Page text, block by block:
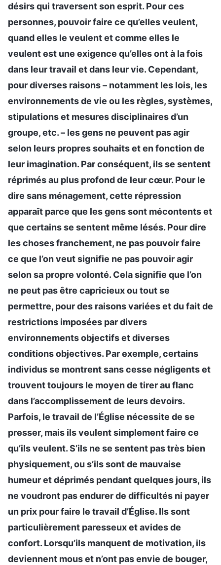
désirs qui traversent son esprit. Pour ces
personnes, pouvoir faire ce qu’elles veulent,
quand elles le veulent et comme elles le
veulent est une exigence qu’elles ont à la fois
dans leur travail et dans leur vie. Cependant,
pour diverses raisons – notamment les lois, les
environnements de vie ou les règles, systèmes,
stipulations et mesures disciplinaires d’un
groupe, etc. – les gens ne peuvent pas agir
selon leurs propres souhaits et en fonction de
leur imagination. Par conséquent, ils se sentent
réprimés au plus profond de leur cœur. Pour le
dire sans ménagement, cette répression
apparaît parce que les gens sont mécontents et
que certains se sentent même lésés. Pour dire
les choses franchement, ne pas pouvoir faire
ce que l’on veut signifie ne pas pouvoir agir
selon sa propre volonté. Cela signifie que l’on
ne peut pas être capricieux ou tout se
permettre, pour des raisons variées et du fait de
restrictions imposées par divers
environnements objectifs et diverses
conditions objectives. Par exemple, certains
individus se montrent sans cesse négligents et
trouvent toujours le moyen de tirer au flanc
dans l’accomplissement de leurs devoirs.
Parfois, le travail de l’Église nécessite de se
presser, mais ils veulent simplement faire ce
qu’ils veulent. S’ils ne se sentent pas très bien
physiquement, ou s’ils sont de mauvaise
humeur et déprimés pendant quelques jours, ils
ne voudront pas endurer de difficultés ni payer
un prix pour faire le travail d’Église. Ils sont
particulièrement paresseux et avides de
confort. Lorsqu’ils manquent de motivation, ils
deviennent mous et n’ont pas envie de bouger,